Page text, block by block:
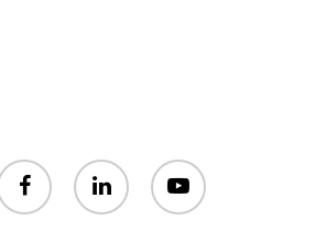
linkedin youtube